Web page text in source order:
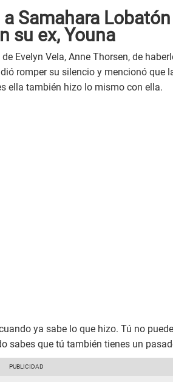
Samahara
su ex, Youna
Evelyn Vela, Anne Thorsen, de
romper su silencio y mencionó que
ella también hizo lo mismo con ella.
ya sabe lo que hizo. Tú no
sabes que tú también tienes un